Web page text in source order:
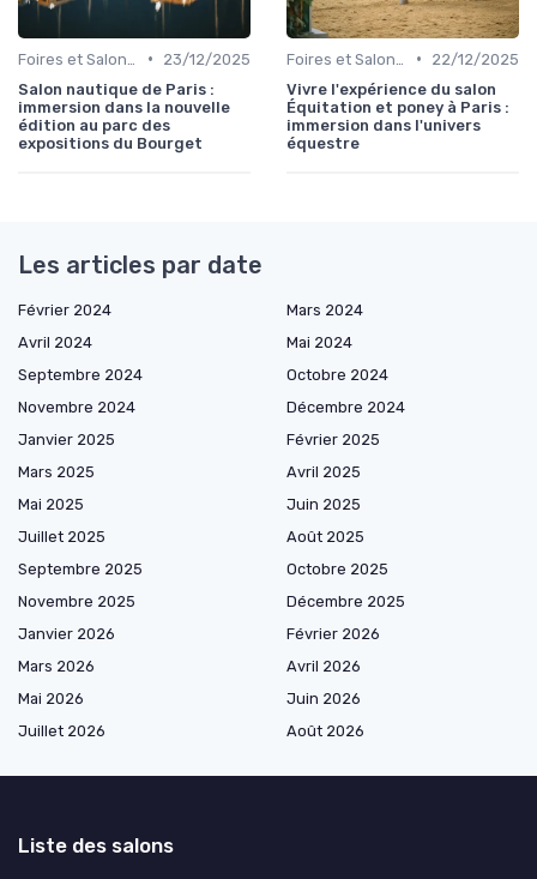
•
23/12/2025
Salon nautique de Paris :
immersion dans la nouvelle
édition au parc des
expositions du Bourget
•
22/12/2025
Vivre l'expérience du salon
Équitation et poney à Paris :
immersion dans l'univers
équestre
Les articles par date
Février 2024
Mars 2024
Avril 2024
Mai 2024
Septembre 2024
Octobre 2024
Novembre 2024
Décembre 2024
Janvier 2025
Février 2025
Mars 2025
Avril 2025
Mai 2025
Juin 2025
Juillet 2025
Août 2025
Septembre 2025
Octobre 2025
Novembre 2025
Décembre 2025
Janvier 2026
Février 2026
Mars 2026
Avril 2026
Mai 2026
Juin 2026
Juillet 2026
Août 2026
Liste des salons